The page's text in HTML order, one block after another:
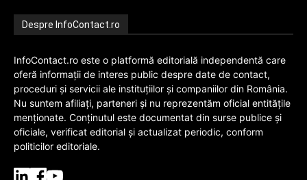
Despre InfoContact.ro
InfoContact.ro este o platformă editorială independentă care
oferă informații de interes public despre date de contact,
proceduri și servicii ale instituțiilor și companiilor din România.
Nu suntem afiliați, parteneri și nu reprezentăm oficial entitățile
menționate. Conținutul este documentat din surse publice și
oficiale, verificat editorial și actualizat periodic, conform
politicilor editoriale.